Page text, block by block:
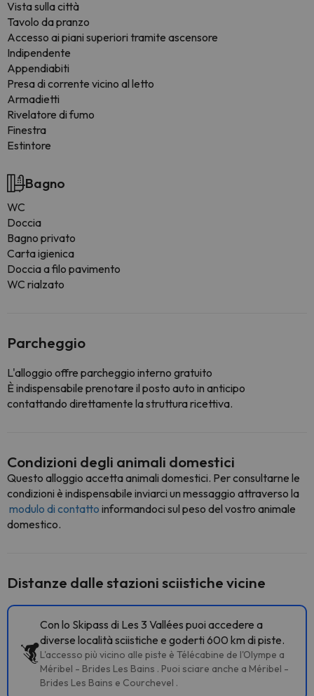
Vista sulla città
Tavolo da pranzo
Accesso ai piani superiori tramite ascensore
Indipendente
Appendiabiti
Presa di corrente vicino al letto
Armadietti
Rivelatore di fumo
Finestra
Estintore
Bagno
WC
Doccia
Bagno privato
Carta igienica
Doccia a filo pavimento
WC rialzato
Parcheggio
L'alloggio offre parcheggio interno gratuito
È indispensabile prenotare il posto auto in anticipo
contattando direttamente la struttura ricettiva.
Condizioni degli animali domestici
Questo alloggio accetta animali domestici. Per consultarne le
condizioni è indispensabile inviarci un messaggio attraverso la
modulo di contatto informandoci sul peso del vostro animale
domestico.
Distanze dalle stazioni sciistiche vicine
Con lo Skipass di Les 3 Vallées puoi accedere a
diverse località sciistiche e goderti 600 km di piste.
L'accesso più vicino alle piste è Télécabine de l'Olympe a
Méribel - Brides Les Bains . Puoi sciare anche a Méribel -
Brides Les Bains e Courchevel .